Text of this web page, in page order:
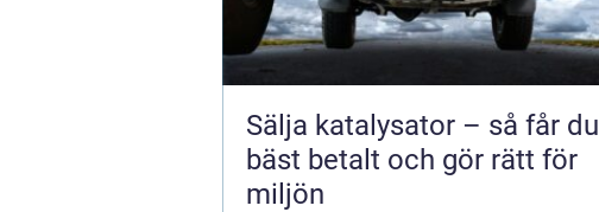
Sälja katalysator – så får du
bäst betalt och gör rätt för
miljön